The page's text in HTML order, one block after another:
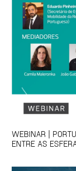
WEBINAR |
ENTRE AS